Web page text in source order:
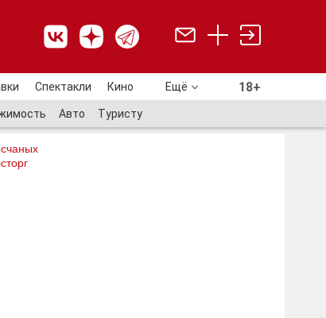
Спектакли Кино Ещё 18+
Авто Туристу